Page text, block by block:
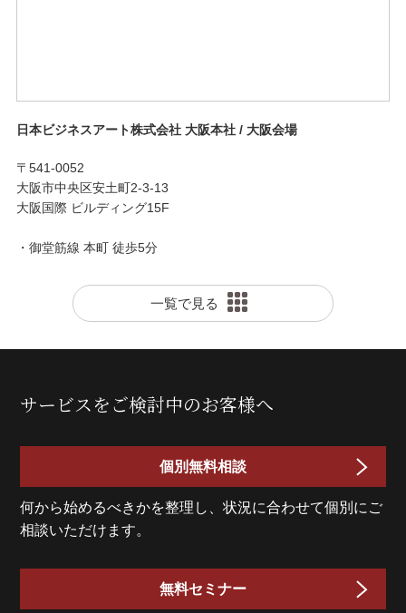
日本ビジネスアート株式会社 大阪本社 / 大阪会場
〒541-0052
大阪市中央区安土町2-3-13
大阪国際 ビルディング15F
・御堂筋線 本町 徒歩5分
一覧で見る
サービスをご検討中のお客様へ
個別無料相談
何から始めるべきかを整理し、状況に合わせて個別にご
相談いただけます。
無料セミナー